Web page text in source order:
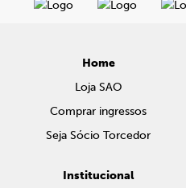
Home
Loja SAO
Comprar ingressos
Seja Sócio Torcedor
Institucional